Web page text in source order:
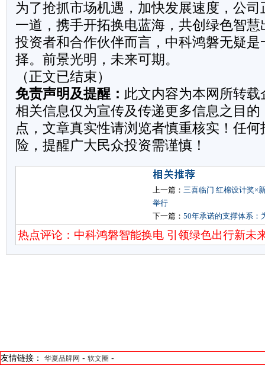
为了抢抓市场机遇，加快发展速度，公
一道，携手开拓换电蓝海，共创绿色智
投资者和合作伙伴而言，中科鸿磐无疑
择。前景光明，未来可期。
（正文已结束）
免责声明及提醒： 此文内容为本网所转
相关信息仅为宣传及传递更多信息之目
点，文章真实性请浏览者慎重核实！任
险，提醒广大民众投资需谨慎！
上一篇： 三喜临门 红棉设计奖×
举行
下一篇： 50年承诺的支撑体系：
热点评论：中科鸿磐智能换电 引领绿色出行新未
友情链接： 华夏品牌网 - 软文圈 -